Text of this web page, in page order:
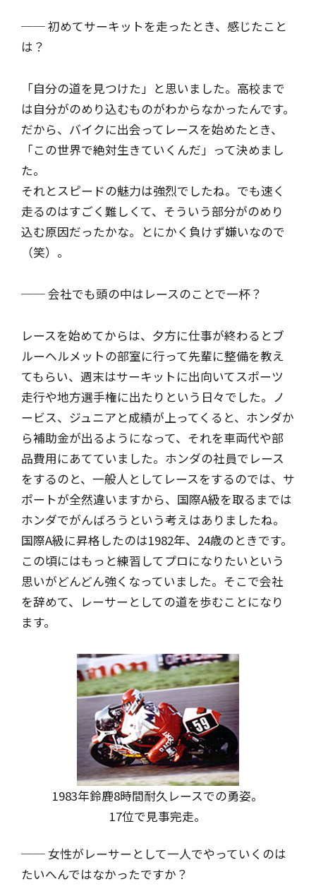
── 初めてサーキットを走ったとき、感じたこと
は？
「自分の道を見つけた」と思いました。高校まで
は自分がのめり込むものがわからなかったんです。
だから、バイクに出会ってレースを始めたとき、
「この世界で絶対生きていくんだ」って決めまし
た。
それとスピードの魅力は強烈でしたね。でも速く
走るのはすごく難しくて、そういう部分がのめり
込む原因だったかな。とにかく負けず嫌いなので
（笑）。
── 会社でも頭の中はレースのことで一杯？
レースを始めてからは、夕方に仕事が終わるとブ
ルーヘルメットの部室に行って先輩に整備を教え
てもらい、週末はサーキットに出向いてスポーツ
走行や地方選手権に出たりという日々でした。ノ
ービス、ジュニアと成績が上ってくると、ホンダか
ら補助金が出るようになって、それを車両代や部
品費用にあてていました。ホンダの社員でレース
をするのと、一般人としてレースをするのでは、サ
ポートが全然違いますから、国際A級を取るまでは
ホンダでがんばろうという考えはありましたね。
国際A級に昇格したのは1982年、24歳のときです。
この頃にはもっと練習してプロになりたいという
思いがどんどん強くなっていました。そこで会社
を辞めて、レーサーとしての道を歩むことになり
ます。
1983年鈴鹿8時間耐久レースでの勇姿。
17位で見事完走。
── 女性がレーサーとして一人でやっていくのは
たいへんではなかったですか？